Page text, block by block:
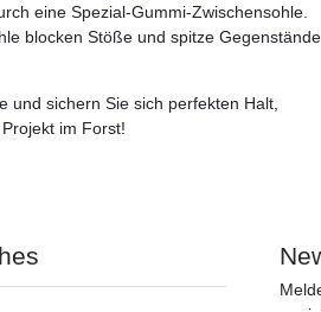
eine Spezial-Gummi-Zwischensohle.
blocken Stöße und spitze Gegenstände
und sichern Sie sich perfekten Halt,
im Forst!